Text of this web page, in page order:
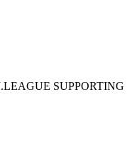
SUPPORTING